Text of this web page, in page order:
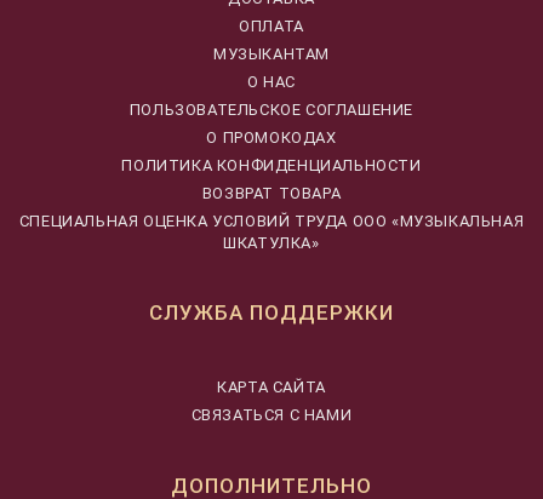
ОПЛАТА
МУЗЫКАНТАМ
О НАС
ПОЛЬЗОВАТЕЛЬСКОЕ СОГЛАШЕНИЕ
О ПРОМОКОДАХ
ПОЛИТИКА КОНФИДЕНЦИАЛЬНОСТИ
ВОЗВРАТ ТОВАРА
CПЕЦИАЛЬНАЯ ОЦЕНКА УСЛОВИЙ ТРУДА ООО «МУЗЫКАЛЬНАЯ
ШКАТУЛКА»
СЛУЖБА ПОДДЕРЖКИ
КАРТА САЙТА
СВЯЗАТЬСЯ С НАМИ
ДОПОЛНИТЕЛЬНО